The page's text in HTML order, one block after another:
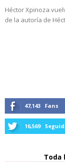
Héctor Xpinoza
de la autoría de
47,143 Fans
16,569
Toda